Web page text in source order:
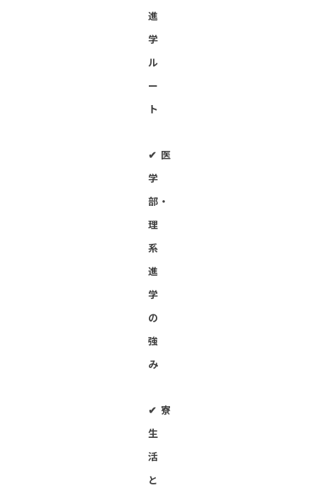
進
学
ル
ー
ト
✔︎ 医
学
部・
理
系
進
学
の
強
み
✔︎ 寮
生
活
と